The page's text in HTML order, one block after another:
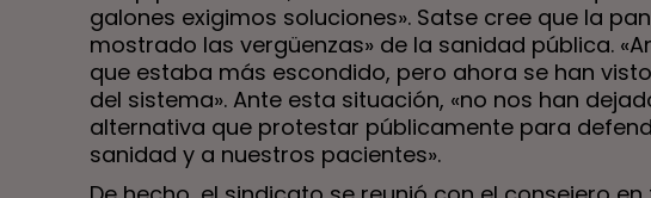
galones exigimos soluciones». Satse cree que la
mostrado las vergüenzas» de la sanidad pública.
que estaba más escondido, pero ahora se han
del sistema». Ante esta situación, «no nos han
alternativa que protestar públicamente para
sanidad y a nuestros pacientes».